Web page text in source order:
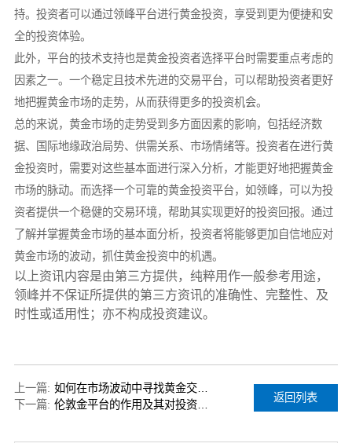
持。投资者可以通过领峰平台进行黄金投资，享受到更为便捷和安
全的投资体验。
此外，平台的技术支持也是黄金投资者选择平台时需要重点考虑的
因素之一。一个稳定且技术先进的交易平台，可以帮助投资者更好
地把握黄金市场的走势，从而获得更多的投资机会。
总的来说，黄金市场的走势受到多方面因素的影响，包括经济数
据、国际地缘政治局势、供需关系、市场情绪等。投资者在进行黄
金投资时，需要对这些基本面进行深入分析，才能更好地把握黄金
市场的脉动。而选择一个可靠的黄金投资平台，如领峰，可以为投
资者提供一个稳健的交易环境，帮助其实现更好的投资回报。通过
了解并掌握黄金市场的基本面分析，投资者将能够更加自信地应对
黄金市场的波动，抓住黄金投资中的机遇。
以上资讯内容是由第三方提供，纯粹用作一般参考用途，
领峰并不保证所提供的第三方资讯的准确性、完整性、及
时性或适用性；亦不构成投资建议。
上一篇:
如何在市场波动中寻找黄金交易的机会
下一篇:
伦敦金平台的作用及其对投资的影响
返回列表